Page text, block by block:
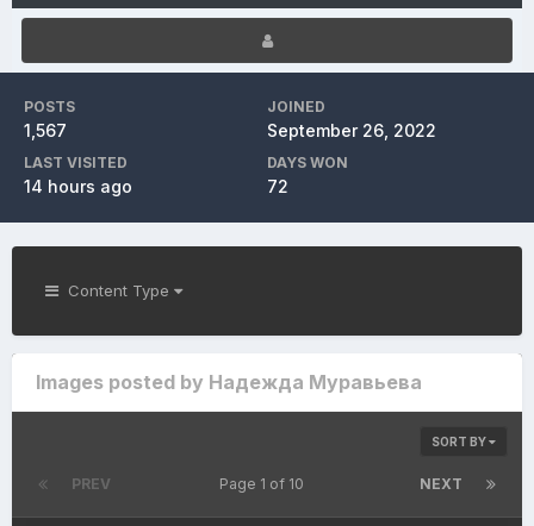
POSTS
1,567
JOINED
September 26, 2022
LAST VISITED
14 hours ago
DAYS WON
72
Content Type
Images posted by Надежда Муравьева
SORT BY
PREV NEXT
Page 1 of 10